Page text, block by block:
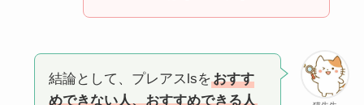
結論として、プレアスlsをおすす
めできない人、おすすめできる人